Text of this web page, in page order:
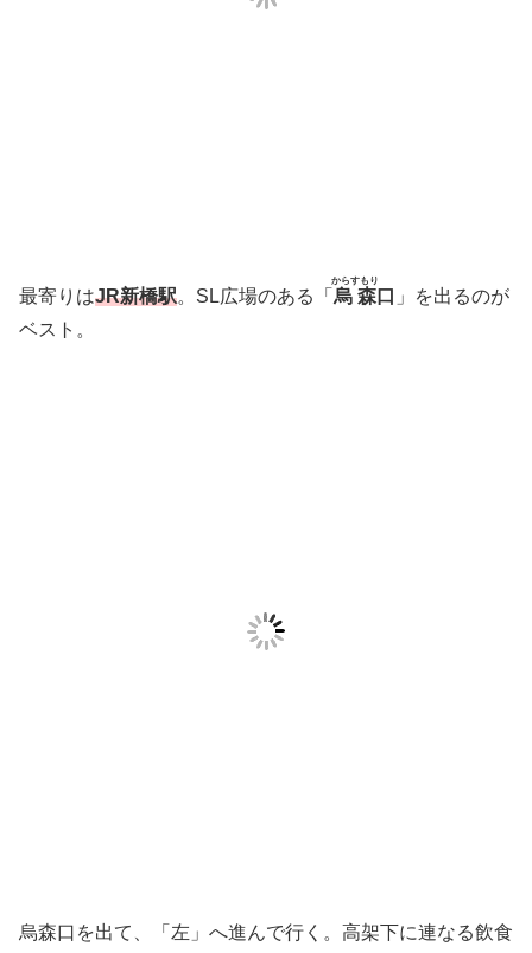
最寄りはJR新橋駅。SL広場のある「 烏森
からすもり
口 」を出るのが
ベスト。
烏森口を出て、「左」へ進んで行く。高架下に連なる飲食